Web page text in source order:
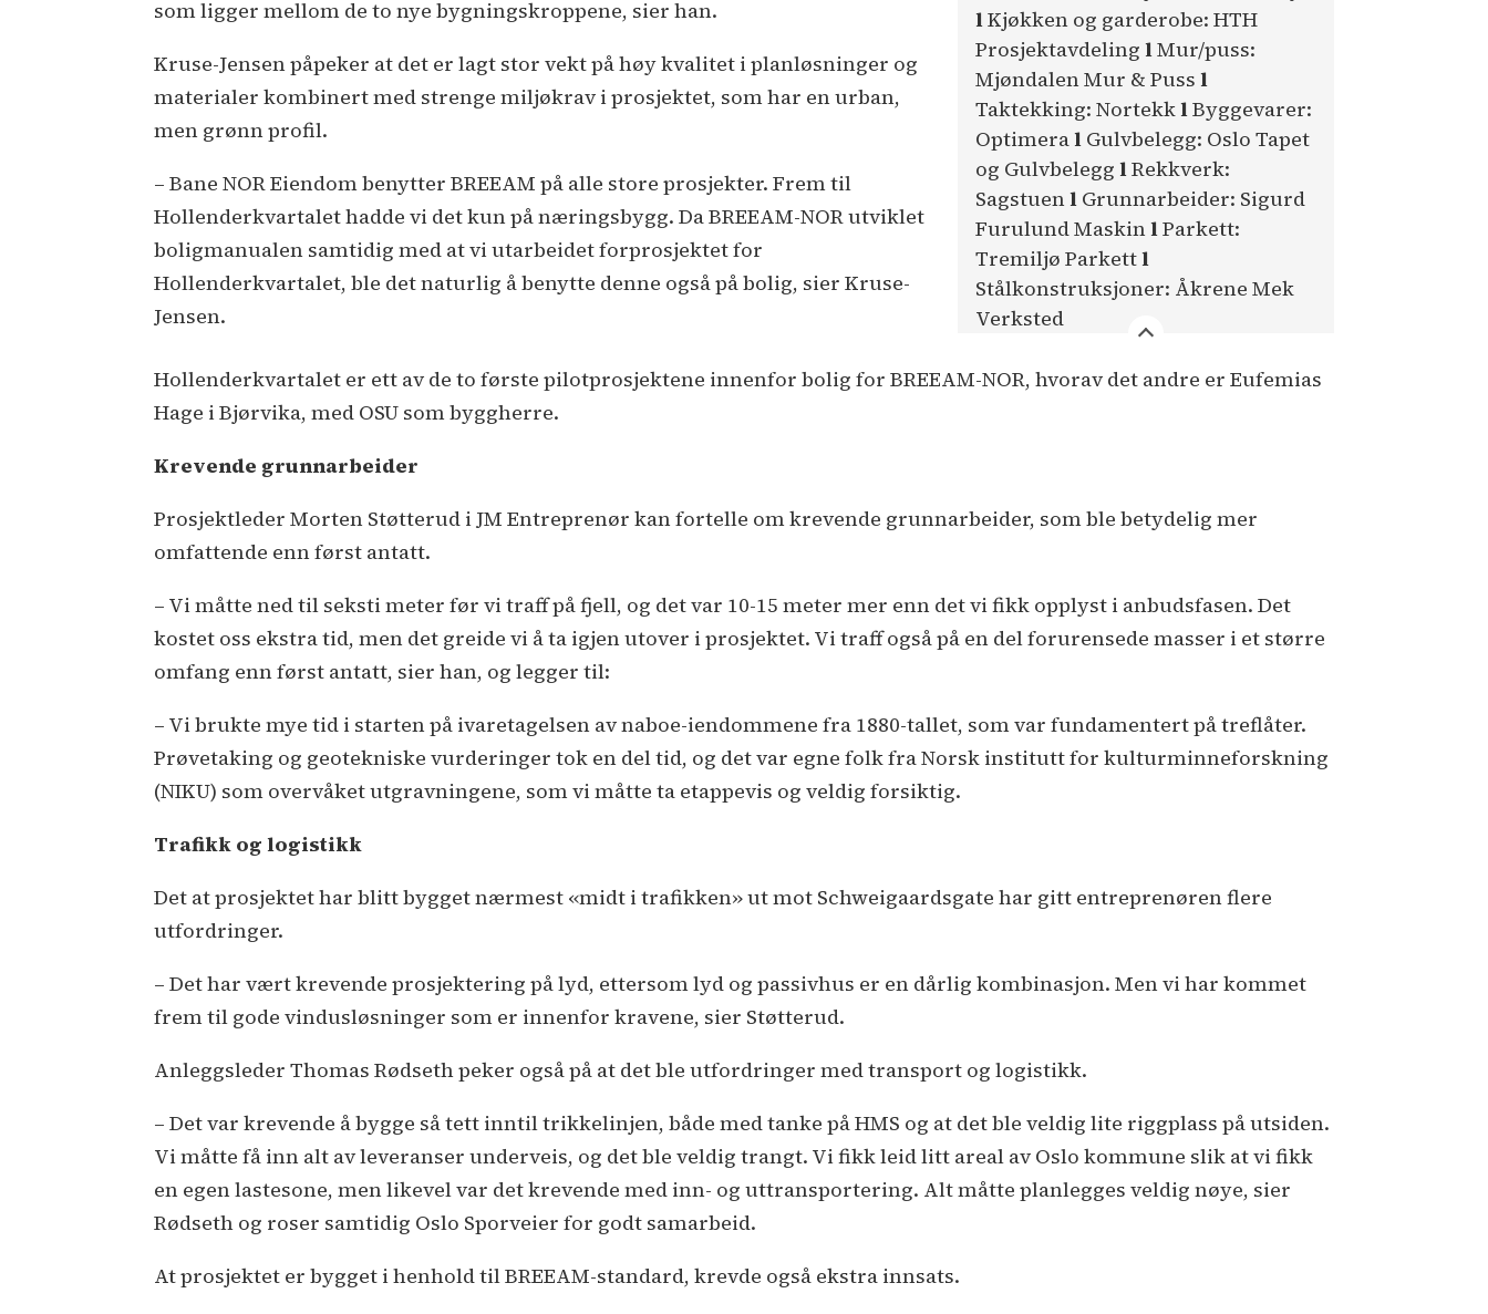
lKjøkken og garderobe: HTH
Prosjektavdeling lMur/puss:
Mjøndalen Mur & Puss l
Taktekking: NortekklByggevarer:
OptimeralGulvbelegg: Oslo Tapet
og Gulvbelegg lRekkverk:
SagstuenlGrunnarbeider: Sigurd
Furulund MaskinlParkett:
Tremiljø Parkettl
Stålkonstruksjoner: Åkrene Mek
Verksted
som ligger mellom de to nye bygningskroppene, sier han.
Kruse-Jensen påpeker at det er lagt stor vekt på høy kvalitet i planløsninger og
materialer kombinert med strenge miljøkrav i prosjektet, som har en urban,
men grønn profil.
– Bane NOR Eiendom benytter BREEAM på alle store prosjekter. Frem til
Hollenderkvartalet hadde vi det kun på næringsbygg. Da BREEAM-NOR utviklet
boligmanualen samtidig med at vi utarbeidet forprosjektet for
Hollenderkvartalet, ble det naturlig å benytte denne også på bolig, sier Kruse-
Jensen.
Hollenderkvartalet er ett av de to første pilotprosjektene innenfor bolig for BREEAM-NOR, hvorav det andre er Eufemias
Hage i Bjørvika, med OSU som byggherre.
Krevende grunnarbeider
Prosjektleder Morten Støtterud i JM Entreprenør kan fortelle om krevende grunnarbeider, som ble betydelig mer
omfattende enn først antatt.
– Vi måtte ned til seksti meter før vi traff på fjell, og det var 10-15 meter mer enn det vi fikk opplyst i anbudsfasen. Det
kostet oss ekstra tid, men det greide vi å ta igjen utover i prosjektet. Vi traff også på en del forurensede masser i et større
omfang enn først antatt, sier han, og legger til:
– Vi brukte mye tid i starten på ivaretagelsen av naboe-iendommene fra 1880-tallet, som var fundamentert på treflåter.
Prøvetaking og geotekniske vurderinger tok en del tid, og det var egne folk fra Norsk institutt for kulturminneforskning
(NIKU) som overvåket utgravningene, som vi måtte ta etappevis og veldig forsiktig.
Trafikk og logistikk
Det at prosjektet har blitt bygget nærmest «midt i trafikken» ut mot Schweigaardsgate har gitt entreprenøren flere
utfordringer.
– Det har vært krevende prosjektering på lyd, ettersom lyd og passivhus er en dårlig kombinasjon. Men vi har kommet
frem til gode vindusløsninger som er innenfor kravene, sier Støtterud.
Anleggsleder Thomas Rødseth peker også på at det ble utfordringer med transport og logistikk.
– Det var krevende å bygge så tett inntil trikkelinjen, både med tanke på HMS og at det ble veldig lite riggplass på utsiden.
Vi måtte få inn alt av leveranser underveis, og det ble veldig trangt. Vi fikk leid litt areal av Oslo kommune slik at vi fikk
en egen lastesone, men likevel var det krevende med inn- og uttransportering. Alt måtte planlegges veldig nøye, sier
Rødseth og roser samtidig Oslo Sporveier for godt samarbeid.
At prosjektet er bygget i henhold til BREEAM-standard, krevde også ekstra innsats.